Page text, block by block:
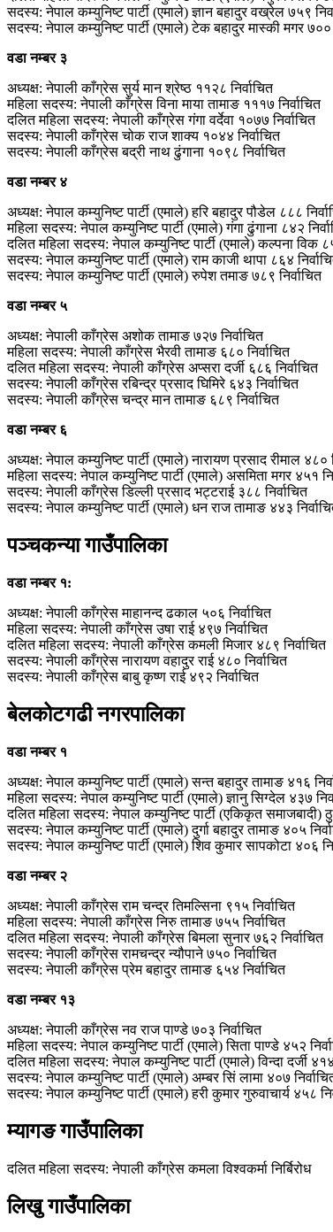
सदस्य: नेपाल कम्युनिष्ट पार्टी (एमाले) ज्ञान बहादुर वख्रेल ७५९
सदस्य: नेपाल कम्युनिष्ट पार्टी (एमाले) टेक बहादुर मास्की मगर ७००
वडा नम्बर ३
अध्यक्ष: नेपाली काँग्रेस सुर्य मान श्रेष्‍ठ ११२८ निर्वाचित
महिला सदस्य: नेपाली काँग्रेस विना माया तामाङ १११७ निर्वाचित
दलित महिला सदस्य: नेपाली काँग्रेस गंगा वर्देवा १०७७ निर्वाचित
सदस्य: नेपाली काँग्रेस चोक राज शाक्य १०४४ निर्वाचित
सदस्य: नेपाली काँग्रेस बद्री नाथ ढुंगाना १०९८ निर्वाचित
वडा नम्बर ४
अध्यक्ष: नेपाल कम्युनिष्ट पार्टी (एमाले) हरि बहादुर पौडेल ८८८
महिला सदस्य: नेपाल कम्युनिष्ट पार्टी (एमाले) गंगा ढुंगाना ८४२
दलित महिला सदस्य: नेपाल कम्युनिष्ट पार्टी (एमाले) कल्पना विक
सदस्य: नेपाल कम्युनिष्ट पार्टी (एमाले) राम काजी थापा ८६४
सदस्य: नेपाल कम्युनिष्ट पार्टी (एमाले) रुपेश तमाङ ७८९ निर्वाचित
वडा नम्बर ५
अध्यक्ष: नेपाली काँग्रेस अशोक तामाङ ७२७ निर्वाचित
महिला सदस्य: नेपाली काँग्रेस भैरवी तामाङ ६८० निर्वाचित
दलित महिला सदस्य: नेपाली काँग्रेस अप्सरा दर्जी ६८६ निर्वाचित
सदस्य: नेपाली काँग्रेस रबिन्द्र प्रसाद घिमिरे ६४३ निर्वाचित
सदस्य: नेपाली काँग्रेस चन्द्र मान तामाङ ६८९ निर्वाचित
वडा नम्बर ६
अध्यक्ष: नेपाल कम्युनिष्ट पार्टी (एमाले) नारायण प्रसाद रीमाल ४८०
महिला सदस्य: नेपाल कम्युनिष्ट पार्टी (एमाले) असमिता मगर ४५१
सदस्य: नेपाली काँग्रेस डिल्ली प्रसाद भट्टराई ३८८ निर्वाचित
सदस्य: नेपाल कम्युनिष्ट पार्टी (एमाले) धन राज तामाङ ४४३
पञ्चकन्या गाउँपालिका
वडा नम्बर १:
अध्यक्ष: नेपाली काँग्रेस माहानन्द ढकाल ५०६ निर्वाचित
महिला सदस्य: नेपाली काँग्रेस उषा राई ४९७ निर्वाचित
दलित महिला सदस्य: नेपाली काँग्रेस कमली मिजार ४८९ निर्वाचित
सदस्य: नेपाली काँग्रेस नारायण वहादुर राई ४८० निर्वाचित
सदस्य: नेपाली काँग्रेस बाबु कृष्‍ण राई ४९२ निर्वाचित
बेलकोटगढी नगरपालिका
वडा नम्बर १
अध्यक्ष: नेपाल कम्युनिष्ट पार्टी (एमाले) सन्त बहादुर तामाङ ४१६
महिला सदस्य: नेपाल कम्युनिष्ट पार्टी (एमाले) ज्ञानु सिग्देल ४३७
दलित महिला सदस्य: नेपाल कम्युनिष्ट पार्टी (एकिकृत समाजबादी)
सदस्य: नेपाल कम्युनिष्ट पार्टी (एमाले) दुर्गा बहादुर तामाङ ४०५
सदस्य: नेपाल कम्युनिष्ट पार्टी (एमाले) शिव कुमार सापकोटा ४०६
वडा नम्बर २
अध्यक्ष: नेपाली काँग्रेस राम चन्द्र तिमल्सिना ९१५ निर्वाचित
महिला सदस्य: नेपाली काँग्रेस निरु तामाङ ७५५ निर्वाचित
दलित महिला सदस्य: नेपाली काँग्रेस बिमला सुनार ७६२ निर्वाचित
सदस्य: नेपाली काँग्रेस रामचन्द्र न्यौपाने ७५० निर्वाचित
सदस्य: नेपाली काँग्रेस प्रेम बहादुर तामाङ ६५४ निर्वाचित
वडा नम्बर १३
अध्यक्ष: नेपाली काँग्रेस नव राज पाण्डे ७०३ निर्वाचित
महिला सदस्य: नेपाल कम्युनिष्ट पार्टी (एमाले) सिता पाण्‍डे ४५२
दलित महिला सदस्य: नेपाल कम्युनिष्ट पार्टी (एमाले) विन्दा दर्जी ४१४
सदस्य: नेपाल कम्युनिष्ट पार्टी (एमाले) अम्बर सिं लामा ४०७
सदस्य: नेपाल कम्युनिष्ट पार्टी (एमाले) हरी कुमार गुरुवाचार्य ४५८
म्यागङ गाउँपालिका
दलित महिला सदस्य: नेपाली काँग्रेस कमला विश्‍वकर्मा निर्बिरोध
लिखु गाउँपालिका